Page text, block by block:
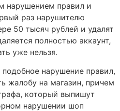
нарушением правил и
раз нарушителю
50 тысяч рублей и удалят
полностью аккаунт,
уже нельзя.
нарушение правил,
жалобу на магазин, причем
который выпишут
нарушении шоп